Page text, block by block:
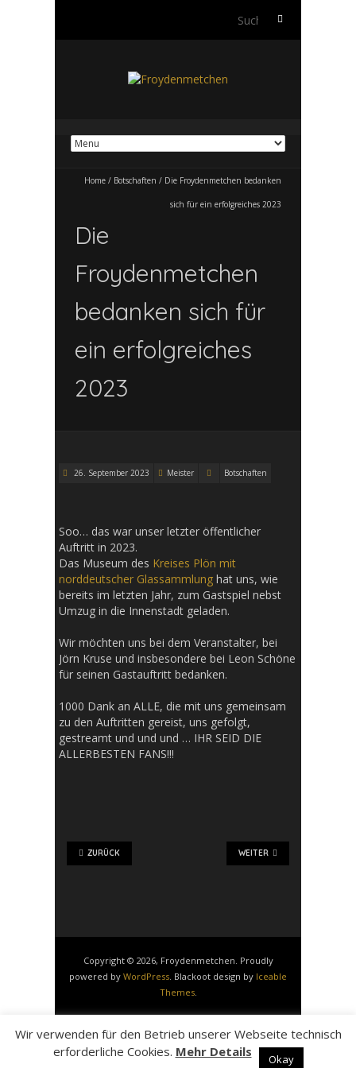
Suchen
Home / Botschaften / Die Froydenmetchen bedanken
sich für ein erfolgreiches 2023
Die
Froydenmetchen
bedanken sich für
ein erfolgreiches
2023
26. September 2023 Meister Botschaften
Soo… das war unser letzter öffentlicher
Auftritt in 2023.
Das Museum des Kreises Plön mit
norddeutscher Glassammlung hat uns, wie
bereits im letzten Jahr, zum Gastspiel nebst
Umzug in die Innenstadt geladen.
Wir möchten uns bei dem Veranstalter, bei
Jörn Kruse und insbesondere bei Leon Schöne
für seinen Gastauftritt bedanken.
1000 Dank an ALLE, die mit uns gemeinsam
zu den Auftritten gereist, uns gefolgt,
gestreamt und und und … IHR SEID DIE
ALLERBESTEN FANS!!!
WEITER
ZURÜCK
Copyright © 2026, Froydenmetchen. Proudly
powered by WordPress. Blackoot design by Iceable
Themes.
Nutzungsbedingungen
Wir verwenden für den Betrieb unserer Webseite technisch
erforderliche Cookies. Mehr Details Okay